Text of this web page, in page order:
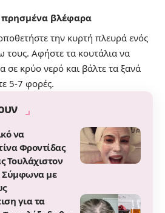
πρησμένα βλέφαρα
την κυρτή πλευρά ενός
τους. Αφήστε τα κουτάλια να
σε κρύο νερό και βάλτε τα ξανά
5-7 φορές.
να
Φροντίδας
Τουλάχιστον
με
για τα